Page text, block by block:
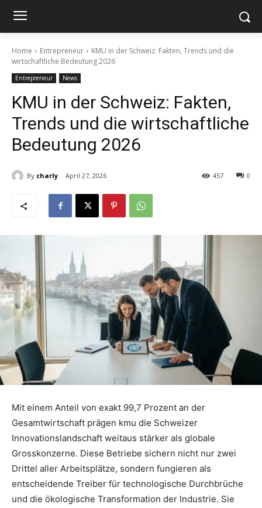
Home Entrepreneur
KMU in der Schweiz: Fakten, Trends und die
wirtschaftliche Bedeutung 2026
Entrepreneur News
KMU in der Schweiz: Fakten,
Trends und die wirtschaftliche
Bedeutung 2026
By charly April 27, 2026 0
457
Mit einem Anteil von exakt 99,7 Prozent an der
Gesamtwirtschaft prägen kmu die Schweizer
Innovationslandschaft weitaus stärker als globale
Grosskonzerne. Diese Betriebe sichern nicht nur zwei
Drittel aller Arbeitsplätze, sondern fungieren als
entscheidende Treiber für technologische Durchbrüche
und die ökologische Transformation der Industrie. Sie